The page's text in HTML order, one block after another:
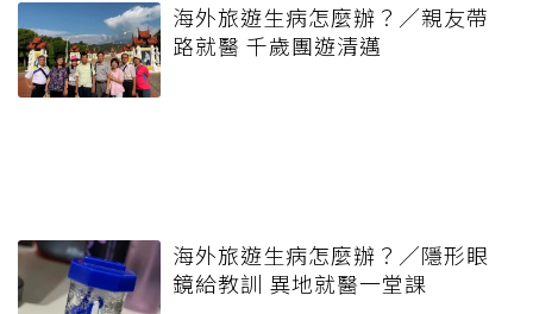
海外旅遊生病怎麼辦？／親友帶
路就醫 千歲團遊清邁
海外旅遊生病怎麼辦？／隱形眼
鏡給教訓 異地就醫一堂課